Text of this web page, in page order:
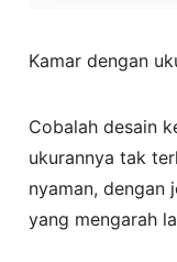
Kamar dengan
Cobalah desain
ukurannya tak
nyaman, dengan
yang mengarah